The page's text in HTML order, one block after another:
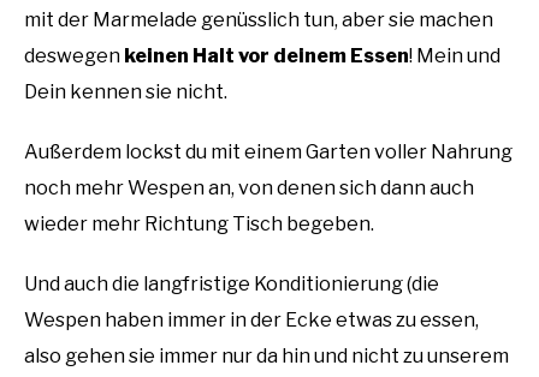
mit der Marmelade genüsslich tun, aber sie machen
deswegen keinen Halt vor deinem Essen! Mein und
Dein kennen sie nicht.
Außerdem lockst du mit einem Garten voller Nahrung
noch mehr Wespen an, von denen sich dann auch
wieder mehr Richtung Tisch begeben.
Und auch die langfristige Konditionierung (die
Wespen haben immer in der Ecke etwas zu essen,
also gehen sie immer nur da hin und nicht zu unserem